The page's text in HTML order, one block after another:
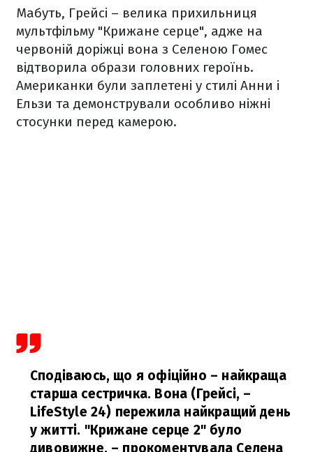
Мабуть, Грейсі – велика прихильниця
мультфільму "Крижане серце", адже на
червоній доріжці вона з Селеною Гомес
відтворила образи головних героїнь.
Американки були заплетені у стилі Анни і
Ельзи та демонстрували особливо ніжні
стосунки перед камерою.
Сподіваюсь, що я офіційно – найкраща
старша сестричка. Вона (Грейсі, –
LifeStyle 24) пережила найкращий день
у житті. "Крижане серце 2" було
дивовижне, – прокоментувала Селена